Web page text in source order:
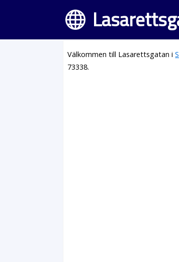
Välkommen till Lasarettsgatan i
73338.